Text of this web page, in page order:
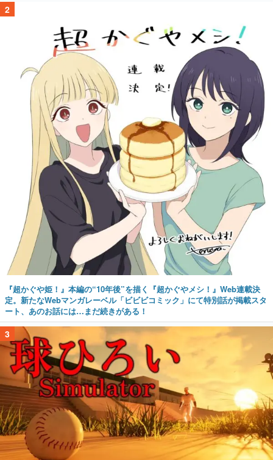
2
『超かぐや姫！』本編の“10年後”を描く『超かぐやメシ！』Web連載決
定。新たなWebマンガレーベル「ビビビコミック」にて特別話が掲載スタ
ート、あのお話には…まだ続きがある！
3